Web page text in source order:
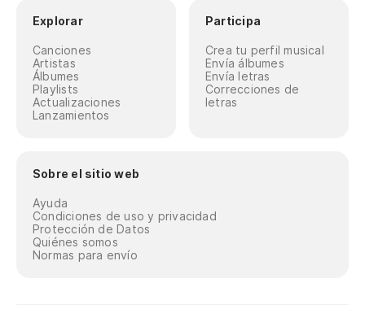
Explorar
Canciones
Artistas
Álbumes
Playlists
Actualizaciones
Lanzamientos
Participa
Crea tu perfil musical
Envía álbumes
Envía letras
Correcciones de
letras
Sobre el sitio web
Ayuda
Condiciones de uso y privacidad
Protección de Datos
Quiénes somos
Normas para envío